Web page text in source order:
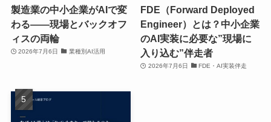
製造業の中小企業がAIで変
わる——現場とバックオフ
ィスの両輪
2026年7月6日 業種別AI活用
FDE（Forward Deployed
Engineer）とは？中小企業
のAI実装に必要な”現場に
入り込む”伴走者
2026年7月6日 FDE・AI実装伴走